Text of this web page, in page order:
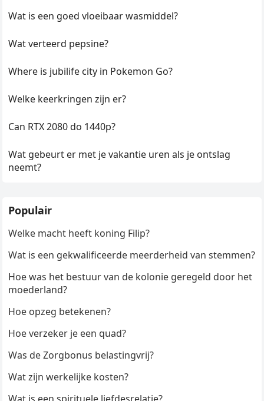
Wat is een goed vloeibaar wasmiddel?
Wat verteerd pepsine?
Where is jubilife city in Pokemon Go?
Welke keerkringen zijn er?
Can RTX 2080 do 1440p?
Wat gebeurt er met je vakantie uren als je ontslag
neemt?
Populair
Welke macht heeft koning Filip?
Wat is een gekwalificeerde meerderheid van stemmen?
Hoe was het bestuur van de kolonie geregeld door het
moederland?
Hoe opzeg betekenen?
Hoe verzeker je een quad?
Was de Zorgbonus belastingvrij?
Wat zijn werkelijke kosten?